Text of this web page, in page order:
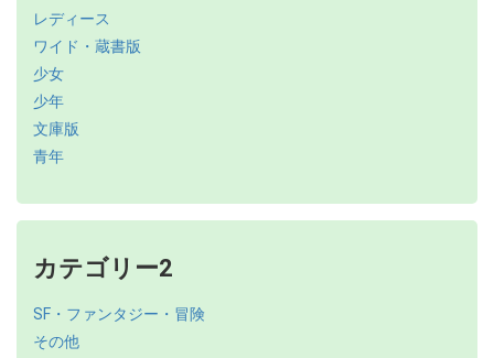
レディース
ワイド・蔵書版
少女
少年
文庫版
青年
カテゴリー2
SF・ファンタジー・冒険
その他